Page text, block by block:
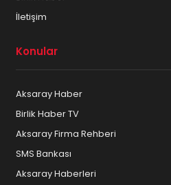
İletişim
Konular
Aksaray Haber
Birlik Haber TV
Aksaray Firma Rehberi
SMS Bankası
Aksaray Haberleri